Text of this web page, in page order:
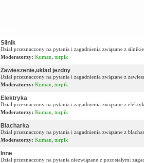
Silnik
Dział przeznaczony na pytania i zagadnienia związane z
Moderatorzy: Kuman turpik
Zawieszenie,układ jezdny
Dział przeznaczony na pytania i zagadnienia związane z
Moderatorzy: Kuman turpik
Elektryka
Dział przeznaczony na pytania i zagadnienia związane z
Moderatorzy: Kuman turpik
Blacharka
Dział przeznaczony na pytania i zagadnienia związane z
Moderatorzy: Kuman turpik
Inne
Dział przeznaczony na pytania niezwiązane z pozostałymi